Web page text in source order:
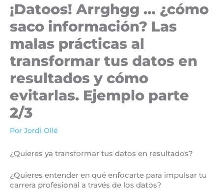
¡Datoos! Arrghgg … ¿cómo
saco información? Las
malas prácticas al
transformar tus datos en
resultados y cómo
evitarlas. Ejemplo parte
2/3
Por Jordi Ollé
¿Quieres ya transformar tus datos en resultados?
¿Quieres entender en qué enfocarte para impulsar tu
carrera profesional a través de los datos?